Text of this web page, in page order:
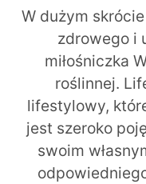
W dużym
zdrowego i
miłośniczka
roślinnej.
lifestylowy,
jest szeroko
swoim